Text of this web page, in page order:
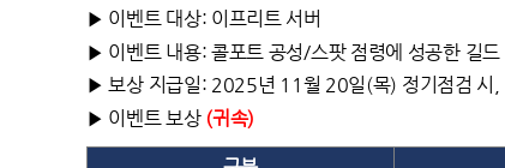
▶ 이벤트 대상: 이프리트 서버
▶ 이벤트 내용: 콜포트 공성/스팟 점령에 성공한 길
▶ 보상 지급일: 2025년 11월 20일(목) 정기점검 시,
▶ 이벤트 보상 (귀속)